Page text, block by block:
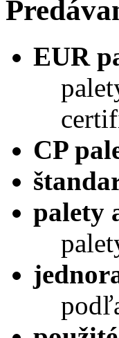
EUR
CP
palety